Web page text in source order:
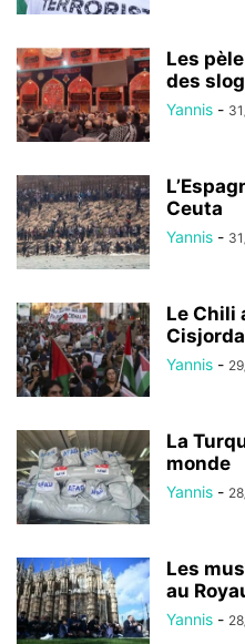
Les
des
Yannis -
Ceuta
Yannis -
Le Chili
Yannis -
La
monde
Yannis -
Les
au
Yannis -